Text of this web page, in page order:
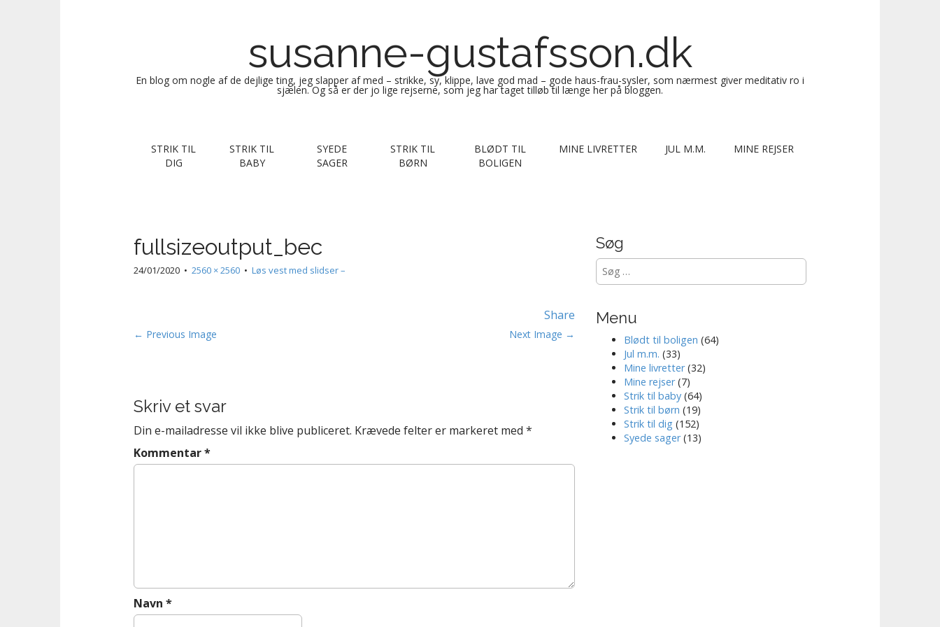
susanne-gustafsson.dk
En blog om nogle af de dejlige ting, jeg slapper af med – strikke, sy, klippe, lave god mad – gode haus-frau-sysler, som nærmest giver meditativ ro i
sjælen. Og så er der jo lige rejserne, som jeg har taget tilløb til længe her på bloggen.
e
n
u
c
o
n
STRIK TIL
DIG
STRIK TIL
BABY
SYEDE
SAGER
STRIK TIL
BØRN
BLØDT TIL
BOLIGEN
MINE LIVRETTER JUL M.M. MINE REJSER
fullsizeoutput_bec
24/01/2020 • 2560 × 2560 • Løs vest med slidser –
Share
P
n
a
v
i
← Previous Image Next Image →
Skriv et svar
Din e-mailadresse vil ikke blive publiceret. Krævede felter er markeret med *
Kommentar*
Navn *
Søg
Søg
efter:
Menu
Blødt til boligen (64)
Jul m.m. (33)
Mine livretter(32)
Mine rejser(7)
Strik til baby (64)
Strik til børn (19)
Strik til dig (152)
Syede sager(13)